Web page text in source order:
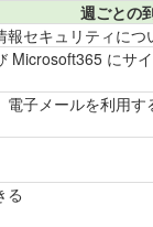
週ごとの
セキュリティにつ
Microsoft365 にサ
子メールを利用す
る